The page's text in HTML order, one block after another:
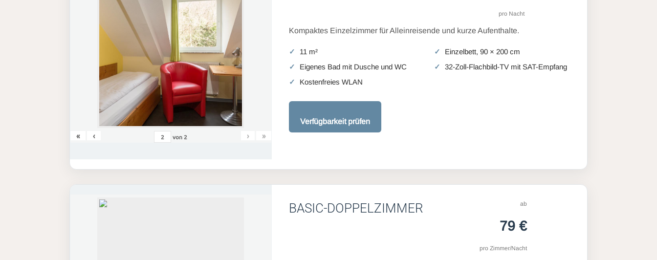
« ‹ von 2 › »
pro Nacht
Kompaktes Einzelzimmer für Alleinreisende und kurze Aufenthalte.
11 m²
Einzelbett, 90 × 200 cm
Eigenes Bad mit Dusche und WC
32-Zoll-Flachbild-TV mit SAT-Empfang
Kostenfreies WLAN
Verfügbarkeit prüfen
BASIC-DOPPELZIMMER ab
79 €
pro Zimmer/Nacht